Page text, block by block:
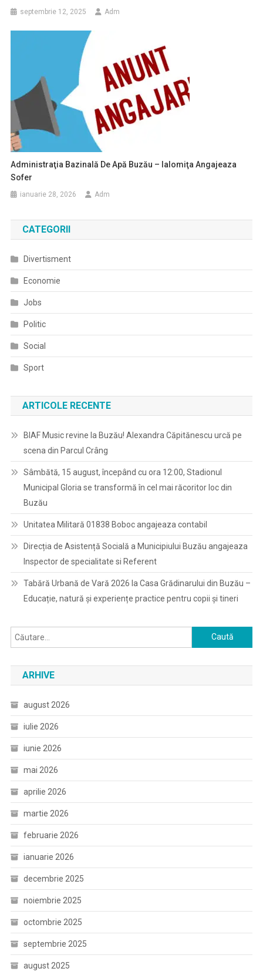
septembrie 12, 2025 Adm
Administraţia Bazinală De Apă Buzău – Ialomiţa Angajeaza
Sofer
ianuarie 28, 2026 Adm
CATEGORII
Divertisment
Economie
Jobs
Politic
Social
Sport
ARTICOLE RECENTE
BIAF Music revine la Buzău! Alexandra Căpitănescu urcă pe
scena din Parcul Crâng
Sâmbătă, 15 august, începând cu ora 12:00, Stadionul
Municipal Gloria se transformă în cel mai răcoritor loc din
Buzău
Unitatea Militară 01838 Boboc angajeaza contabil
Direcția de Asistență Socială a Municipiului Buzău angajeaza
Inspector de specialitate si Referent
Tabără Urbană de Vară 2026 la Casa Grădinarului din Buzău –
Educație, natură și experiențe practice pentru copii și tineri
Caută
după:
ARHIVE
august 2026
iulie 2026
iunie 2026
mai 2026
aprilie 2026
martie 2026
februarie 2026
ianuarie 2026
decembrie 2025
noiembrie 2025
octombrie 2025
septembrie 2025
august 2025